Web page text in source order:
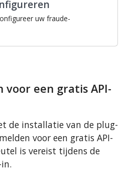
uw fraude-
voor een gratis API-
de installatie van de plug-
voor een gratis API-
is vereist tijdens de